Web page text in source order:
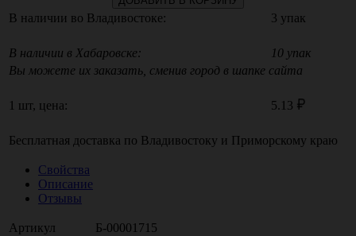
В наличии во Владивостоке: 3 упак
В наличии в Хабаровске:
10 упак
Вы можете их заказать, сменив город в шапке сайта
1 шт, цена: 5.13
Бесплатная доставка по Владивостоку и Приморскому краю
Свойства
Описание
Отзывы
Артикул Б-00001715